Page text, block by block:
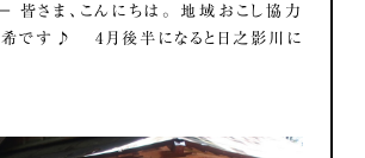
さま、こんにちは。 地域おこし協力
です♪ 4月後半になると日之影川に